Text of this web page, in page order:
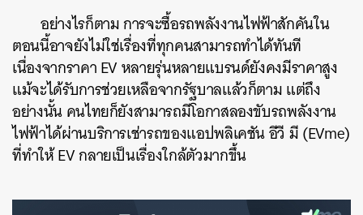
อย่างไรก็ตาม การจะซื้อรถพลังงานไฟฟ้าสักคันใน
ตอนนี้อาจยังไม่ใช่เรื่องที่ทุกคนสามารถทำได้ทันที
เนื่องจากราคา EV หลายรุ่นหลายแบรนด์ยังคงมีราคาสูง
แม้จะได้รับการช่วยเหลือจากรัฐบาลแล้วก็ตาม แต่ถึง
อย่างนั้น คนไทยก็ยังสามารถมีโอกาสลองขับรถพลังงาน
ไฟฟ้าได้ผ่านบริการเช่ารถของแอปพลิเคชัน อีวี มี (EVme)
ที่ทำให้ EV กลายเป็นเรื่องใกล้ตัวมากขึ้น